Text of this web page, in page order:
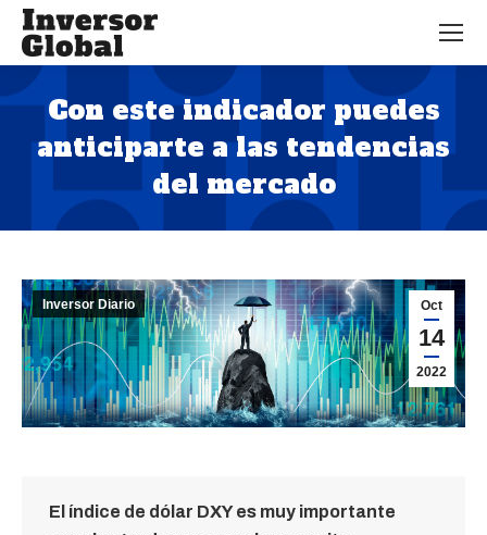
Con este indicador puedes
anticiparte a las tendencias
del mercado
Estás aquí:
Oct
14
2022
Inversor Diario
El índice de dólar DXY es muy importante